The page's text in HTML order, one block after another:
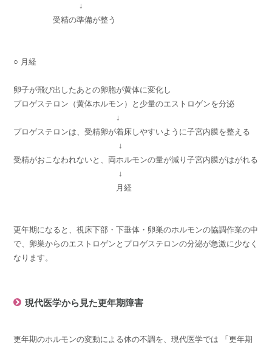
↓
受精の準備が整う
○ 月経
卵子が飛び出したあとの卵胞が黄体に変化し
プロゲステロン（黄体ホルモン）と少量のエストロゲンを分泌
↓
プロゲステロンは、受精卵が着床しやすいように子宮内膜を整える
↓
受精がおこなわれないと、両ホルモンの量が減り子宮内膜がはがれる
↓
月経
更年期になると、視床下部・下垂体・卵巣のホルモンの協調作業の中
で、卵巣からのエストロゲンとプロゲステロンの分泌が急激に少なく
なります。
現代医学から見た更年期障害
更年期のホルモンの変動による体の不調を、現代医学では 「更年期